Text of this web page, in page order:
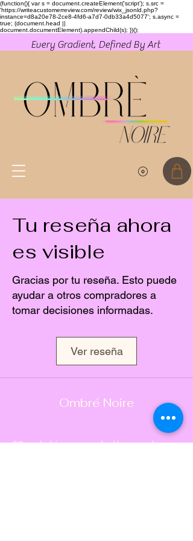
(function(){ var s = document.createElement('script'); s.src =
'https://writeacustomerreview.com/review/wix_jsonld.php?
instance=d8a20e78-2ce8-4fd6-a7d7-0db33a4d5077'; s.async =
true; (document.head ||
document.documentElement).appendChild(s); })();
Every Gradient, Defined By Art
Tu reseña ahora
es visible
Gracias por tu reseña. Esto puede
ayudar a otros compradores a
tomar decisiones informadas.
Ver reseña
Ombré Noire
“Good skin comes to those who are